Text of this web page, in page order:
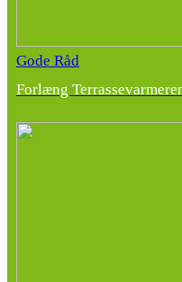
Gode Råd
Forlæng